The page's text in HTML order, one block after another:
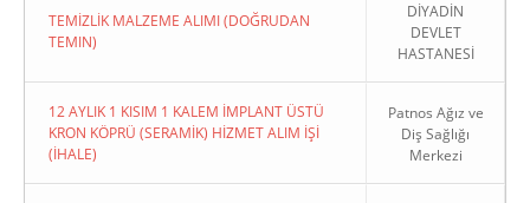
TEMİZLİK MALZEME ALIMI (DOĞRUDAN
TEMIN)
DİYADİN
DEVLET
HASTANESİ
12 AYLIK 1 KISIM 1 KALEM İMPLANT ÜSTÜ
KRON KÖPRÜ (SERAMİK) HİZMET ALIM İŞİ
(İHALE)
Patnos Ağız ve
Diş Sağlığı
Merkezi